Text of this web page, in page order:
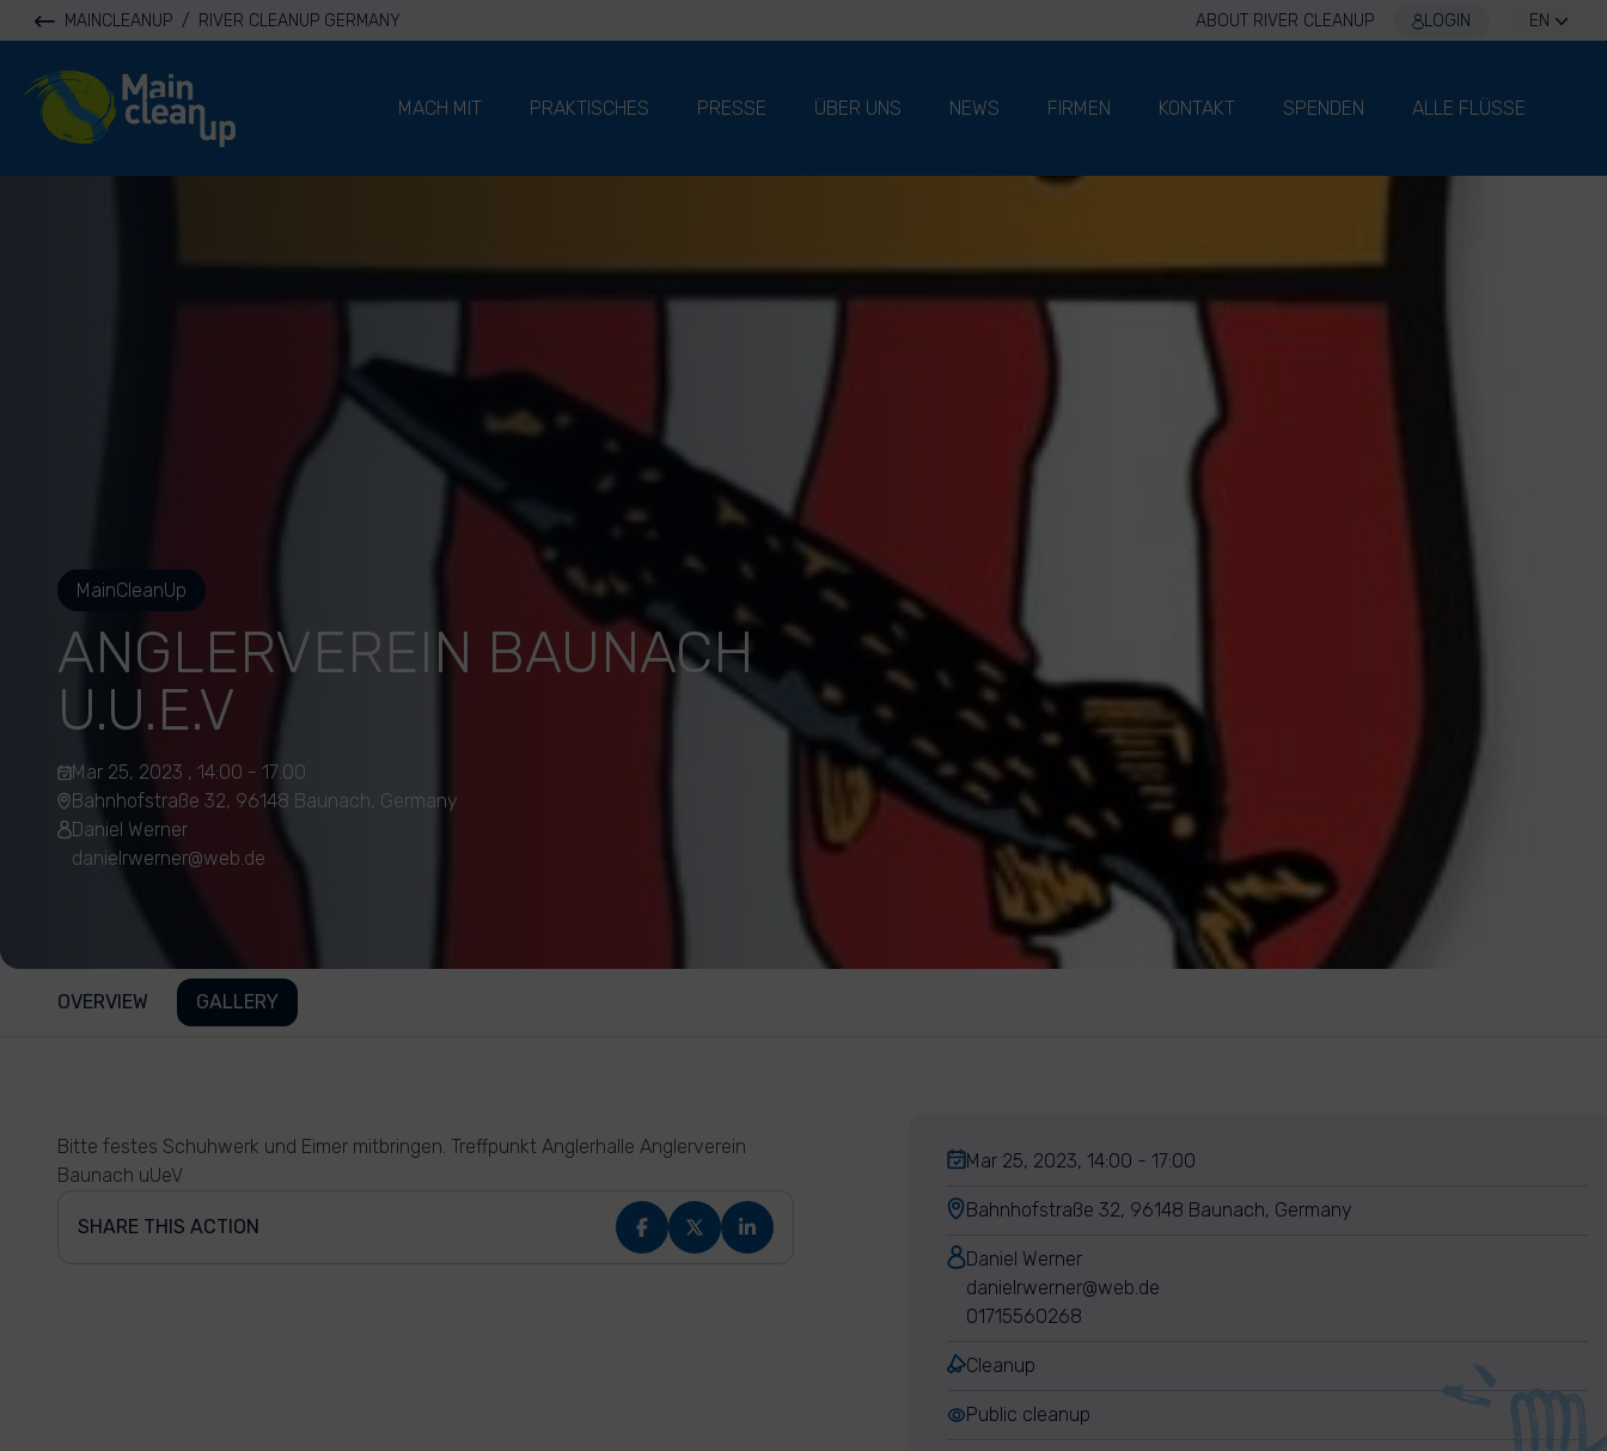
MAINCLEANUP / RIVER CLEANUP GERMANY ABOUT RIVER CLEANUP LOGIN EN
River Cleanup
MACH MIT
PRAKTISCHES PRESSE ÜBER UNS NEWS FIRMEN KONTAKT SPENDEN ALLE FLÜSSE
MainCleanUp
ANGLERVEREIN BAUNACH
U.U.E.V
Mar 25, 2023 , 14:00 - 17:00
Bahnhofstraße 32, 96148 Baunach, Germany
Daniel Werner
danielrwerner@web.de
OVERVIEW GALLERY
Bitte festes Schuhwerk und Eimer mitbringen. Treffpunkt Anglerhalle Anglerverein
Baunach uUeV
SHARE THIS ACTION
Mar 25, 2023, 14:00 - 17:00
Bahnhofstraße 32, 96148 Baunach, Germany
Daniel Werner
danielrwerner@web.de
01715560268
Cleanup
Public cleanup